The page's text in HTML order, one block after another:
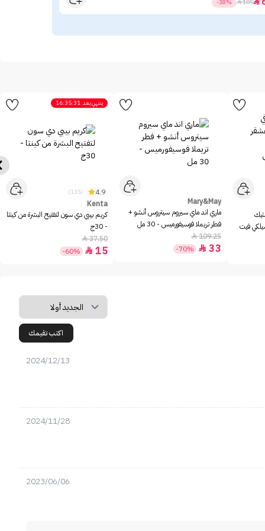
105

-38%
فيت
Mary&May
ماري اند ماي سيروم سيتروس أنشو +
فطر تريملا فوسيفورميس - 30 مل
109.25

33

-70%
ينتهي بعد 16:35:31
4.9
(135)
Kenta
كريم بيبي دي سون لتفتيح البشرة من كينتا
- 30ج
37.50

15

-60%
اكتب تقيمك
2024/12/13
2024/11/28
2023/06/06